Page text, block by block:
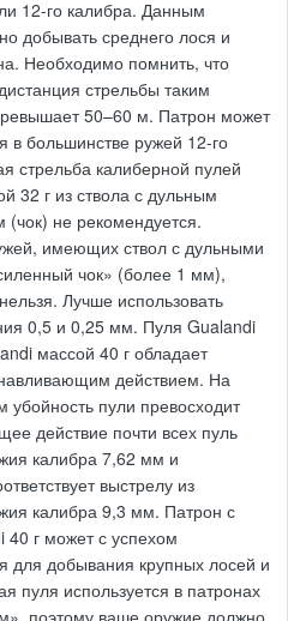
12-го калибра. Данным
добывать среднего лося и
Необходимо помнить, что
стрельбы таким
50–60 м. Патрон может
в большинстве ружей 12-го
стрельба калиберной пулей
32 г из ствола с дульным
не рекомендуется.
имеющих ствол с дульными
чок» (более 1 мм),
Лучше использовать
0,5 и 0,25 мм. Пуля Gualandi
массой 40 г обладает
действием. На
убойность пули превосходит
действие почти всех пуль
калибра 7,62 мм и
выстрелу из
калибра 9,3 мм. Патрон с
40 г может с успехом
для добывания крупных лосей и
пуля используется в патронах
поэтому ваше оружие должно